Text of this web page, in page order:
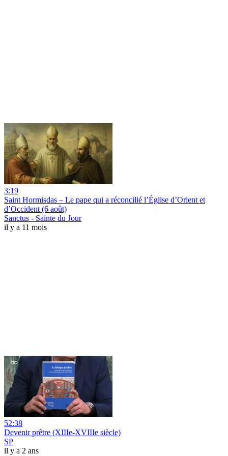
3:19
Saint Hormisdas – Le pape qui a réconcilié l’Église d’Orient et
d’Occident (6 août)
Sanctus - Sainte du Jour
il y a 11 mois
52:38
Devenir prêtre (XIIIe-XVIIIe siècle)
SP
il y a 2 ans